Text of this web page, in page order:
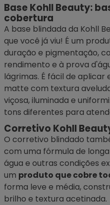
Base Kohll Beauty:
cobertura
A base blindada da Kohll
que você já viu! É um
duração e pigmentação,
rendimento e à prova
lágrimas. É fácil de
matte com textura
viçosa, iluminada e
tons diferentes para
Corretivo Kohll
O corretivo blindado
com uma fórmula de
água e outras condições
um produto que cobre
forma leve e média,
brilho e textura acetinada.